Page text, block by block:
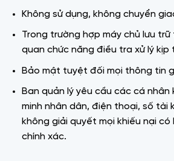
Không sử dụng, không chuyển
Trong trường hợp máy chủ lưu
quan chức năng điều tra xử lý
Bảo mật tuyệt đối mọi thông tin
Ban quản lý yêu cầu các cá
minh nhân dân, điện thoại, số tài
không giải quyết mọi khiếu nại
chính xác.